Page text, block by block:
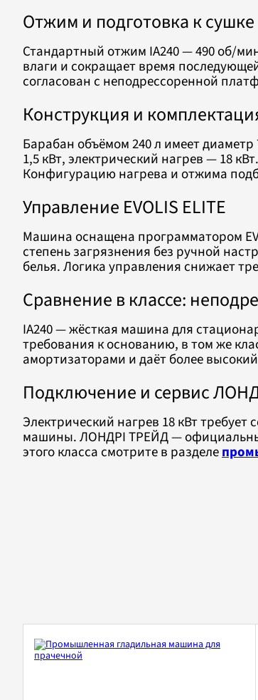
Отжим и подготовка к сушке
Стандартный отжим IA240 — 490 об/
влаги и сокращает время
согласован с неподрессоренной
Конструкция и
Барабан объёмом 240 л имеет
1,5 кВт, электрический нагрев — 18
Конфигурацию нагрева и отжима
Управление EVOLIS ELITE
Машина оснащена программатором
степень загрязнения без ручной
белья. Логика управления снижает
Сравнение в классе:
IA240 — жёсткая машина для
требования к основанию, в том же
амортизаторами и даёт более
Подключение и сервис
Электрический нагрев 18 кВт
машины. ЛОНДРІ ТРЕЙД —
этого класса смотрите в разделе